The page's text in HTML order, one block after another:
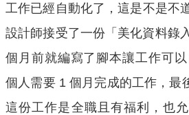
工作已經自動化了，這是不是
設計師接受了一份「美化資料錄
個月前就編寫了腳本讓工作可
個人需要 1 個月完成的工作，最
這份工作是全職且有福利，也